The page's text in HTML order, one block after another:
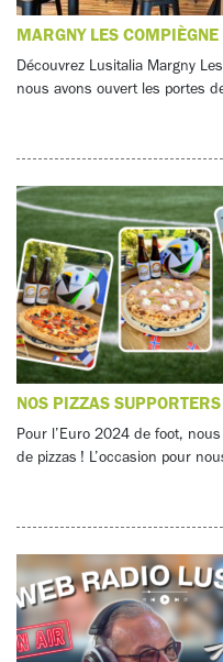
MARGNY LES
Découvrez Lusitalia Margny
nous avons ouvert les portes
NOS PIZZAS
Pour l’Euro 2024 de foot,
de pizzas ! L’occasion pour